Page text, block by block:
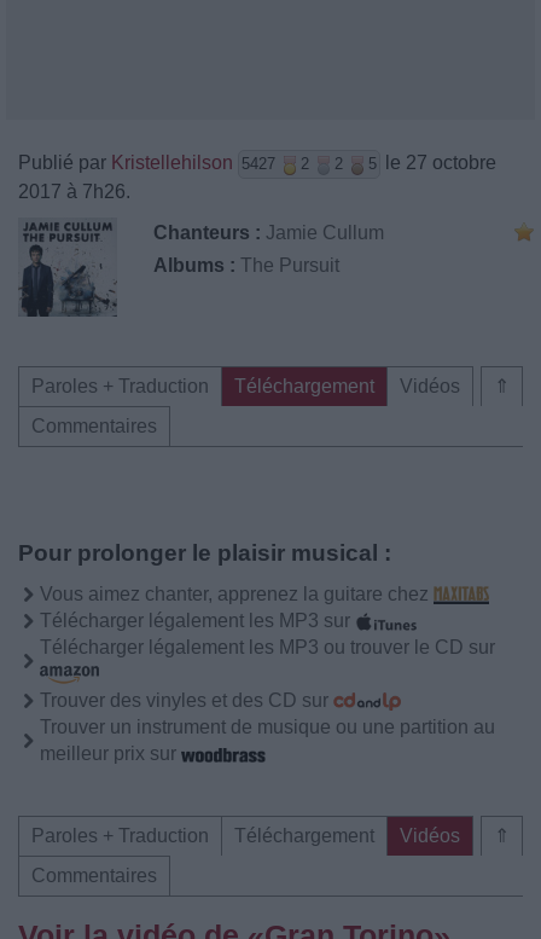
Publié par Kristellehilson 5427 2 2 5
le 27 octobre
2017 à 7h26.
Chanteurs : Jamie Cullum
Albums : The Pursuit
⇑
Paroles + Traduction Téléchargement
Vidéos
Commentaires
Pour prolonger le plaisir musical :
Vous aimez chanter, apprenez la guitare chez
Télécharger légalement les MP3 sur
Télécharger légalement les MP3 ou trouver le CD sur
Trouver des vinyles et des CD sur
Trouver un instrument de musique ou une partition au
meilleur prix sur
⇑
Paroles + Traduction Téléchargement
Vidéos
Commentaires